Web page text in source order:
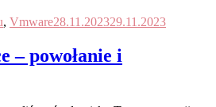
, Vmware28.11.202329.11.2023
– powołanie i